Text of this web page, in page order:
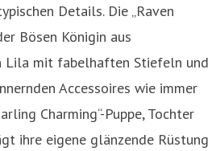
Details. Die „Raven
Bösen Königin aus
Lila mit fabelhaften Stiefeln und
Accessoires wie immer
Charming“-Puppe, Tochter
ihre eigene glänzende Rüstung